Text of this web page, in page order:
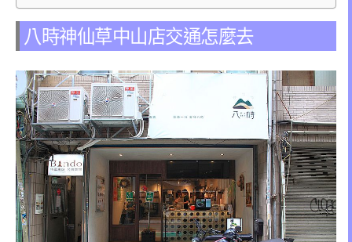
八時神仙草中山店交通怎麼去